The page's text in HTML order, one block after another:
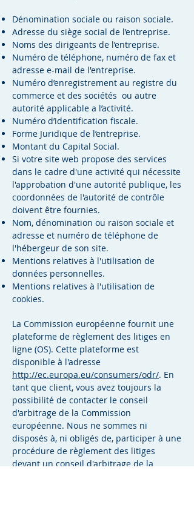
Dénomination sociale ou raison sociale.
Adresse du siège social de l’entreprise.
Noms des dirigeants de l’entreprise.
Numéro de téléphone, numéro de fax et
adresse e-mail de l'entreprise.
Numéro d’enregistrement au registre du
commerce et des sociétés ou autre
autorité applicable a l’activité.
Numéro d’identification fiscale.
Forme Juridique de l’entreprise.
Montant du Capital Social.
Si votre site web propose des services
dans le cadre d'une activité qui nécessite
l'approbation d'une autorité publique, les
coordonnées de l'autorité de contrôle
doivent être fournies. ​​​
Nom, dénomination ou raison sociale et
adresse et numéro de téléphone de
l'hébergeur de son site.
Mentions relatives à l'utilisation de
données personnelles.
Mentions relatives à l'utilisation de
cookies.
La Commission européenne fournit une
plateforme de règlement des litiges en
ligne (OS). Cette plateforme est
disponible à l'adresse
http://ec.europa.eu/consumers/odr/. En
tant que client, vous avez toujours la
possibilité de contacter le conseil
d'arbitrage de la Commission
européenne. Nous ne sommes ni
disposés à, ni obligés de, participer à une
procédure de règlement des litiges
devant un conseil d'arbitrage de la